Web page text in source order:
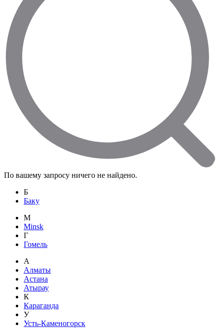
По вашему запросу ничего не найдено.
Б
Баку
M
Minsk
Г
Гомель
А
Алматы
Астана
Атырау
К
Караганда
У
Усть-Каменогорск